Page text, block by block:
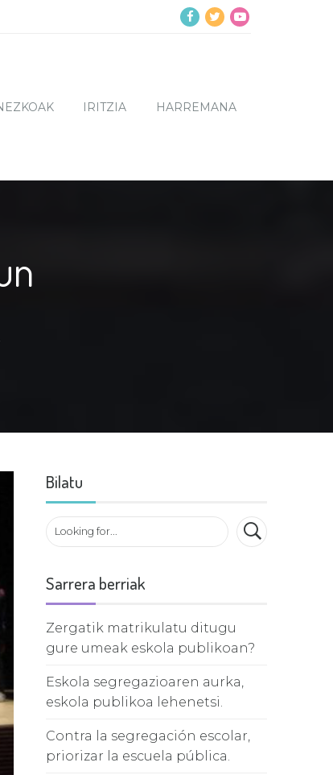
IRITZIA HARREMANA
Bilatu
Sarrera berriak
Zergatik matrikulatu ditugu
gure umeak eskola publikoan?
Eskola segregazioaren aurka,
eskola publikoa lehenetsi.
Contra la segregación escolar,
priorizar la escuela pública.